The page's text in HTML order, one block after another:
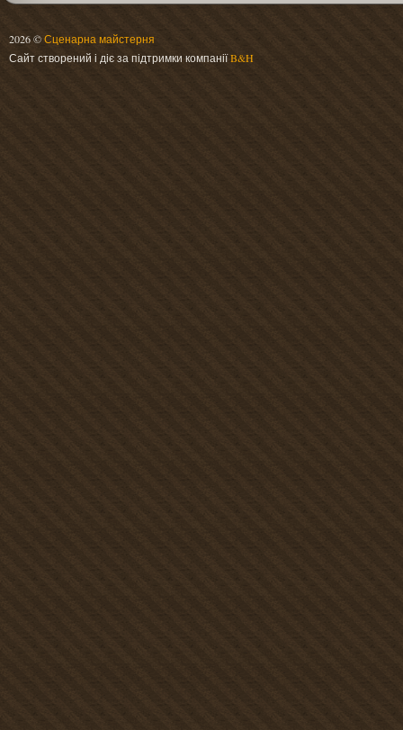
2026 ©Сценарна майстерня
Сайт створений і діє за підтримки компаніїB&H